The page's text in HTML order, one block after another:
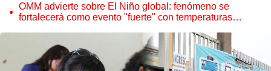
OMM advierte sobre El Niño global: fenómeno se
fortalecerá como evento "fuerte" con temperaturas